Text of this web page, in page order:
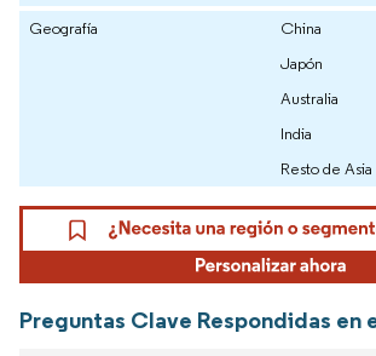
Geografía
China
Japón
Australia
India
Resto de
Preguntas Clave Respondidas en